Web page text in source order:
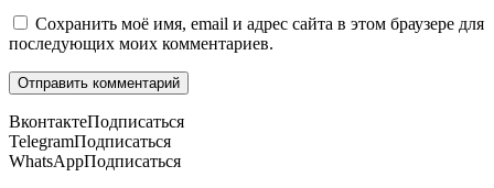
Сохранить моё имя, email и адрес сайта в этом браузере для
последующих моих комментариев.
ВконтактеПодписаться
TelegramПодписаться
WhatsAppПодписаться